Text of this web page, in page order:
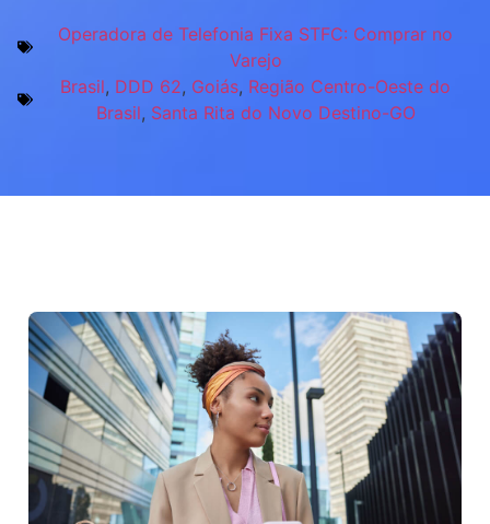
Operadora de Telefonia Fixa STFC: Comprar no
Varejo
Brasil, DDD 62, Goiás, Região Centro-Oeste do
Brasil, Santa Rita do Novo Destino-GO